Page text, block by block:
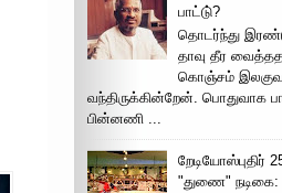
பாட்டு்?
தொடர்ந்து
தாவு தீர
கொஞ்சம்
வந்திருக்கின்றேன். பொதுவாக
பின்னணி ...
றேடியோஸ்புதிர்
"துணை"